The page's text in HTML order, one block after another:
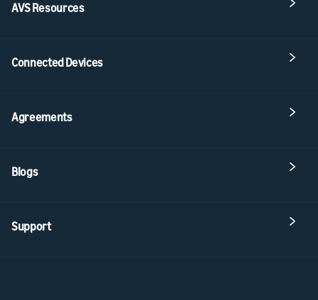
AVS Resources
Connected Devices
Agreements
Blogs
Support